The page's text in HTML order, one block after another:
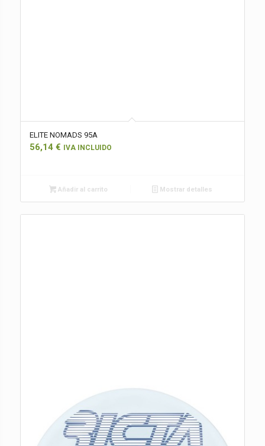
ELITE NOMADS 95A
56,14 € IVA INCLUIDO
Añadir al carrito Mostrar detalles